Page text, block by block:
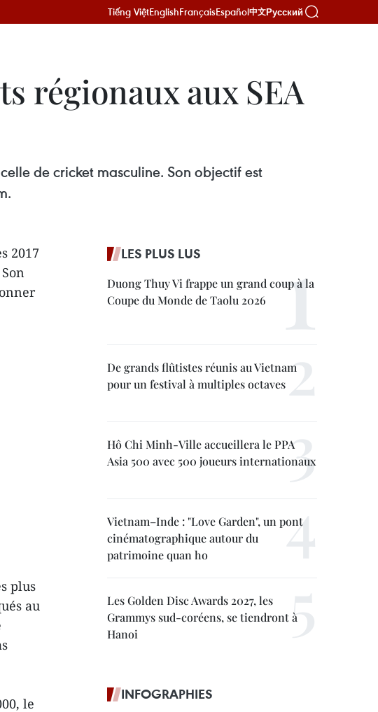
Tiếng ViệtEnglishFrançaisEspañol中文Русский
régionaux aux SEA
de cricket masculine. Son objectif est
2017
plus
au
le
LES PLUS LUS
Duong Thuy Vi frappe un grand coup à la
Coupe du Monde de Taolu 2026
De grands flûtistes réunis au Vietnam
pour un festival à multiples octaves
Hô Chi Minh-Ville accueillera le PPA
Asia 500 avec 500 joueurs internationaux
Vietnam–Inde : "Love Garden", un pont
cinématographique autour du
patrimoine quan ho
Les Golden Disc Awards 2027, les
Grammys sud-coréens, se tiendront à
Hanoi
INFOGRAPHIES